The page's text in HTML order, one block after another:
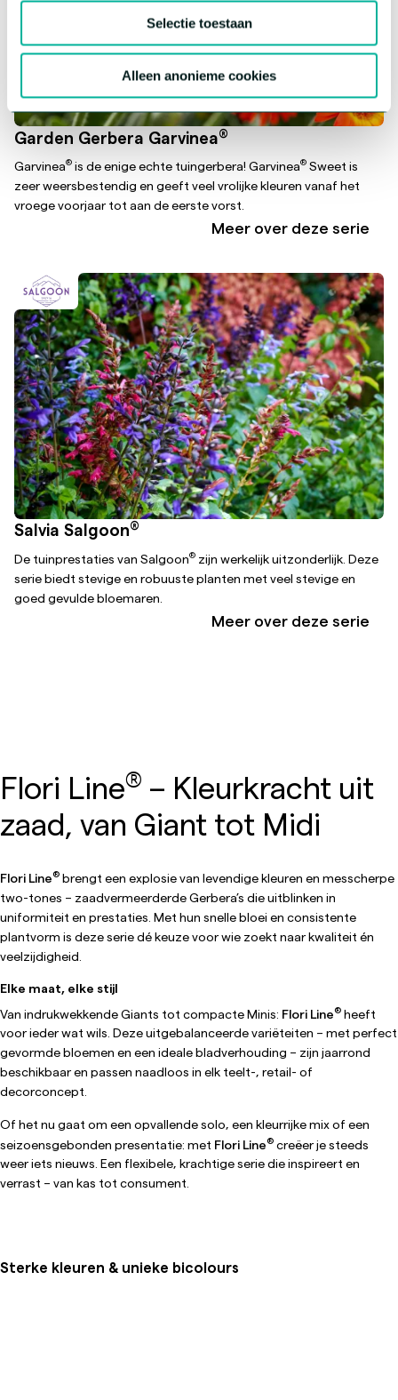
Selectie toestaan
Alleen anonieme cookies
Garden Gerbera Garvinea®
Garvinea® is de enige echte tuingerbera! Garvinea® Sweet is
zeer weersbestendig en geeft veel vrolijke kleuren vanaf het
vroege voorjaar tot aan de eerste vorst.
Meer over deze serie
Salvia Salgoon®
De tuinprestaties van Salgoon® zijn werkelijk uitzonderlijk. Deze
serie biedt stevige en robuuste planten met veel stevige en
goed gevulde bloemaren.
Meer over deze serie
Flori Line® – Kleurkracht uit
zaad, van Giant tot Midi
Flori Line® brengt een explosie van levendige kleuren en messcherpe
two-tones – zaadvermeerderde Gerbera’s die uitblinken in
uniformiteit en prestaties. Met hun snelle bloei en consistente
plantvorm is deze serie dé keuze voor wie zoekt naar kwaliteit én
veelzijdigheid.
Elke maat, elke stijl
Van indrukwekkende Giants tot compacte Minis: Flori Line® heeft
voor ieder wat wils. Deze uitgebalanceerde variëteiten – met perfect
gevormde bloemen en een ideale bladverhouding – zijn jaarrond
beschikbaar en passen naadloos in elk teelt-, retail- of
decorconcept.
Of het nu gaat om een opvallende solo, een kleurrijke mix of een
seizoensgebonden presentatie: met Flori Line® creëer je steeds
weer iets nieuws. Een flexibele, krachtige serie die inspireert en
verrast – van kas tot consument.
Sterke kleuren & unieke bicolours